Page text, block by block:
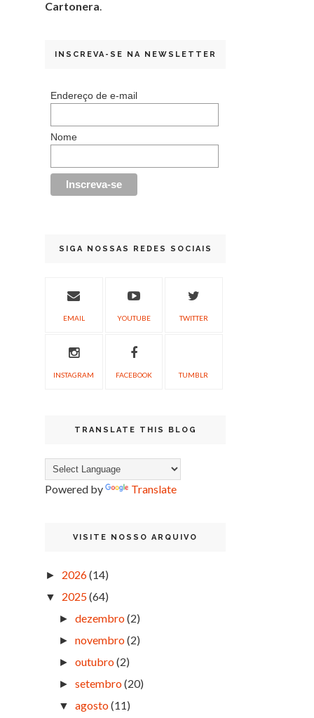
Cartonera
INSCREVA-SE NA NEWSLETTER
Endereço de e-mail
Nome
SIGA NOSSAS REDES SOCIAIS
EMAIL YOUTUBE TWITTER
INSTAGRAM FACEBOOK TUMBLR
TRANSLATE THIS BLOG
Powered by Translate
VISITE NOSSO ARQUIVO
► 2026(14)
▼ 2025(64)
►dezembro(2)
►novembro(2)
►outubro(2)
►setembro(20)
▼ agosto(11)